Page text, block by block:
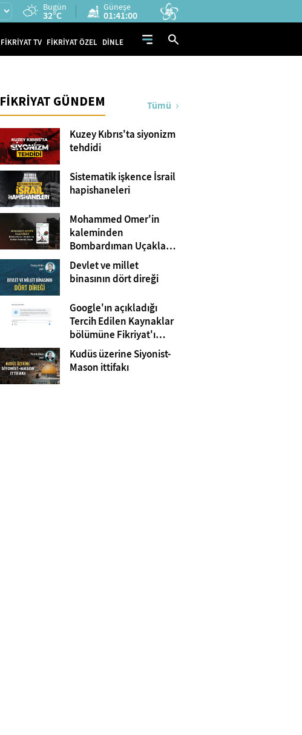
Bugün
32°C
Güneşe
01:40:59
FİKRİYAT TV FİKRİYAT ÖZEL DİNLE
FİKRİYAT GÜNDEM Tümü
Kuzey Kıbrıs'ta siyonizm
tehdidi
Sistematik işkence İsrail
hapishaneleri
Mohammed Omer'in
kaleminden
Bombardıman Uçakları
ve Tanklar Arasında
Gazze
Devlet ve millet
binasının dört direği
Google'ın açıkladığı
Tercih Edilen Kaynaklar
bölümüne Fikriyat'ı
eklemeyi unutmayın!
Kudüs üzerine Siyonist-
Mason ittifakı